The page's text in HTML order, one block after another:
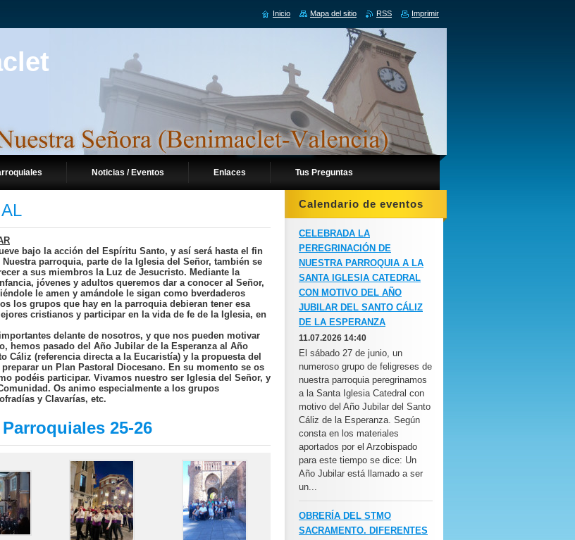
Noticias / Eventos Enlaces Tus Preguntas
bajo la acción del Espíritu Santo, y así será hasta el fin
parroquia, parte de la Iglesia del Señor, también se
a sus miembros la Luz de Jesucristo. Mediante la
jóvenes y adultos queremos dar a conocer al Señor,
le amen y amándole le sigan como bverdaderos
los grupos que hay en la parroquia debieran tener esa
cristianos y participar en la vida de fe de la Iglesia, en
delante de nosotros, y que nos pueden motivar
hemos pasado del Año Jubilar de la Esperanza al Año
Cáliz (referencia directa a la Eucaristía) y la propuesta del
un Plan Pastoral Diocesano. En su momento se os
podéis participar. Vivamos nuestro ser Iglesia del Señor, y
Os animo especialmente a los grupos
y Clavarías, etc.
25-26
Calendario de eventos
CELEBRADA LA
PEREGRINACIÓN DE
NUESTRA PARROQUIA A LA
SANTA IGLESIA CATEDRAL
CON MOTIVO DEL AÑO
JUBILAR DEL SANTO CÁLIZ
DE LA ESPERANZA
11.07.2026 14:40
El sábado 27 de junio, un
numeroso grupo de feligreses de
nuestra parroquia peregrinamos
a la Santa Iglesia Catedral con
motivo del Año Jubilar del Santo
Cáliz de la Esperanza. Según
consta en los materiales
aportados por el Arzobispado
para este tiempo se dice: Un
Año Jubilar está llamado a ser
un...
OBRERÍA DEL STMO
SACRAMENTO. DIFERENTES
Inicio Mapa del sitio RSS Imprimir